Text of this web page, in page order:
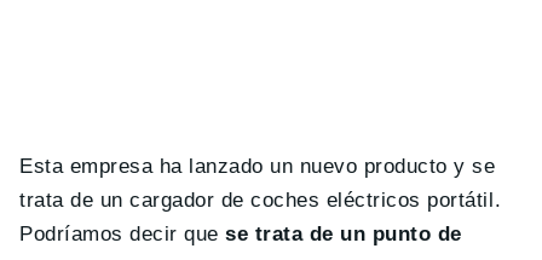
Esta empresa ha lanzado un nuevo producto y se
trata de un cargador de coches eléctricos portátil.
Podríamos decir quese trata de un punto de